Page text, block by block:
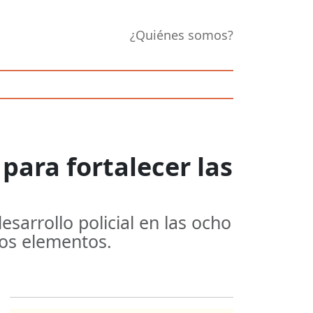
¿Quiénes somos?
fortalecer las
policial en las ocho
elementos.